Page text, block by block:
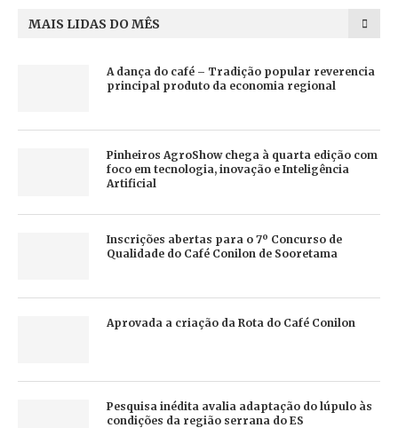
MAIS LIDAS DO MÊS
A dança do café – Tradição popular reverencia
principal produto da economia regional
Pinheiros AgroShow chega à quarta edição com
foco em tecnologia, inovação e Inteligência
Artificial
Inscrições abertas para o 7º Concurso de
Qualidade do Café Conilon de Sooretama
Aprovada a criação da Rota do Café Conilon
Pesquisa inédita avalia adaptação do lúpulo às
condições da região serrana do ES